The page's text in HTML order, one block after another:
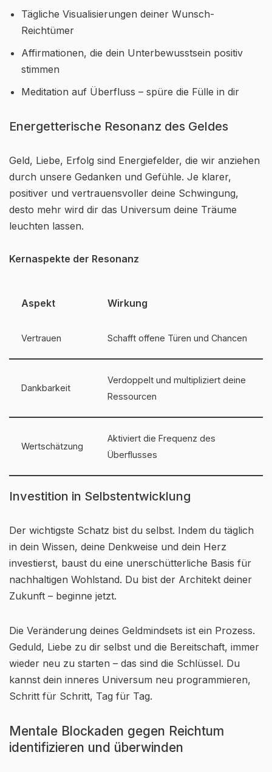
Tägliche Visualisierungen deiner Wunsch-
Reichtümer
Affirmationen, die dein Unterbewusstsein positiv
stimmen
Meditation auf Überfluss – spüre die Fülle in dir
Energetterische Resonanz des Geldes
Geld, Liebe, Erfolg sind Energiefelder, die wir anziehen
durch unsere Gedanken und Gefühle. Je klarer,
positiver und vertrauensvoller deine Schwingung,
desto mehr wird dir das Universum deine Träume
leuchten lassen.
Kernaspekte der Resonanz
Aspekt Wirkung
Vertrauen Schafft offene Türen und Chancen
Dankbarkeit
Verdoppelt und multipliziert deine
Ressourcen
Wertschätzung
Aktiviert die Frequenz des
Überflusses
Investition in Selbstentwicklung
Der wichtigste Schatz bist du selbst. Indem du täglich
in dein Wissen, deine Denkweise und dein Herz
investierst, baust du eine unerschütterliche Basis für
nachhaltigen Wohlstand. Du bist der Architekt deiner
Zukunft – beginne jetzt.
Die Veränderung deines Geldmindsets ist ein Prozess.
Geduld, Liebe zu dir selbst und die Bereitschaft, immer
wieder neu zu starten – das sind die Schlüssel. Du
kannst dein inneres Universum neu programmieren,
Schritt für Schritt, Tag für Tag.
Mentale Blockaden gegen Reichtum
identifizieren und überwinden